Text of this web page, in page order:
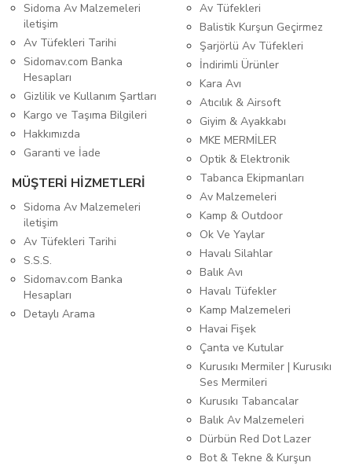
Sidoma Av Malzemeleri
iletişim
Av Tüfekleri Tarihi
Sidomav.com Banka
Hesapları
Gizlilik ve Kullanım Şartları
Kargo ve Taşıma Bilgileri
Hakkımızda
Garanti ve İade
MÜŞTERİ HİZMETLERİ
Sidoma Av Malzemeleri
iletişim
Av Tüfekleri Tarihi
S.S.S.
Sidomav.com Banka
Hesapları
Detaylı Arama
Av Tüfekleri
Balistik Kurşun Geçirmez
Şarjörlü Av Tüfekleri
İndirimli Ürünler
Kara Avı
Atıcılık & Airsoft
Giyim & Ayakkabı
MKE MERMİLER
Optik & Elektronik
Tabanca Ekipmanları
Av Malzemeleri
Kamp & Outdoor
Ok Ve Yaylar
Havalı Silahlar
Balık Avı
Havalı Tüfekler
Kamp Malzemeleri
Havai Fişek
Çanta ve Kutular
Kurusıkı Mermiler | Kurusıkı
Ses Mermileri
Kurusıkı Tabancalar
Balık Av Malzemeleri
Dürbün Red Dot Lazer
Bot & Tekne & Kurşun